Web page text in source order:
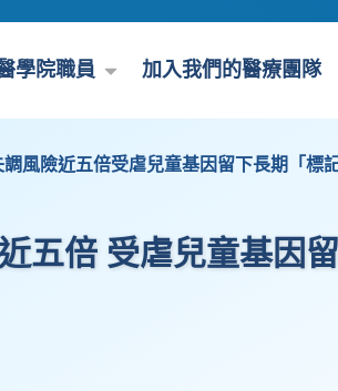
學院職員 加入我們的醫療團隊
風險近五倍受虐兒童基因留下長期「標
五倍 受虐兒童基因